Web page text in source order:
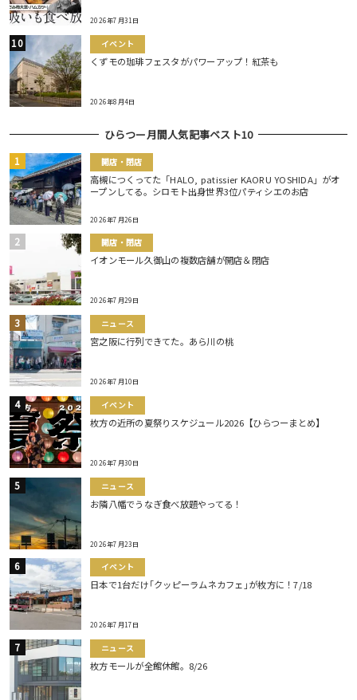
2026年7月31日
イベント
くずモの珈琲フェスタがパワーアップ！紅茶も
2026年8月4日
ひらつー月間人気記事ベスト10
開店・閉店
高槻につくってた「HALO, patissier KAORU YOSHIDA」がオ
ープンしてる。シロモト出身世界3位パティシエのお店
2026年7月26日
開店・閉店
イオンモール久御山の複数店舗が開店＆閉店
2026年7月29日
ニュース
宮之阪に行列できてた。あら川の桃
2026年7月10日
イベント
枚方の近所の夏祭りスケジュール2026【ひらつーまとめ】
2026年7月30日
ニュース
お隣八幡でうなぎ食べ放題やってる！
2026年7月23日
イベント
日本で1台だけ｢クッピーラムネカフェ｣が枚方に！7/18
2026年7月17日
ニュース
枚方モールが全館休館。8/26